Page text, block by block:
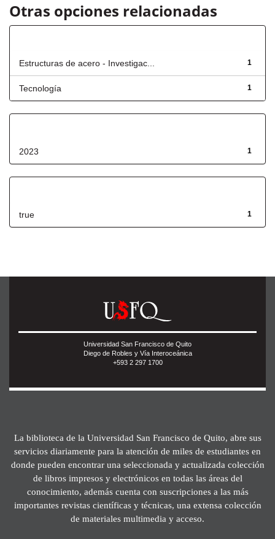
Otras opciones relacionadas
1
Estructuras de acero - Investigac...
1
Tecnología
1
2023
1
true
Universidad San Francisco de Quito
Diego de Robles y Vía Interoceánica
+593 2 297 1700
La biblioteca de la Universidad San Francisco de Quito, abre sus
servicios diariamente para la atención de miles de estudiantes en
donde pueden encontrar una seleccionada y actualizada colección
de libros impresos y electrónicos en todas las áreas del
conocimiento, además cuenta con suscripciones a las más
importantes revistas científicas y técnicas, una extensa colección
de materiales multimedia y acceso.